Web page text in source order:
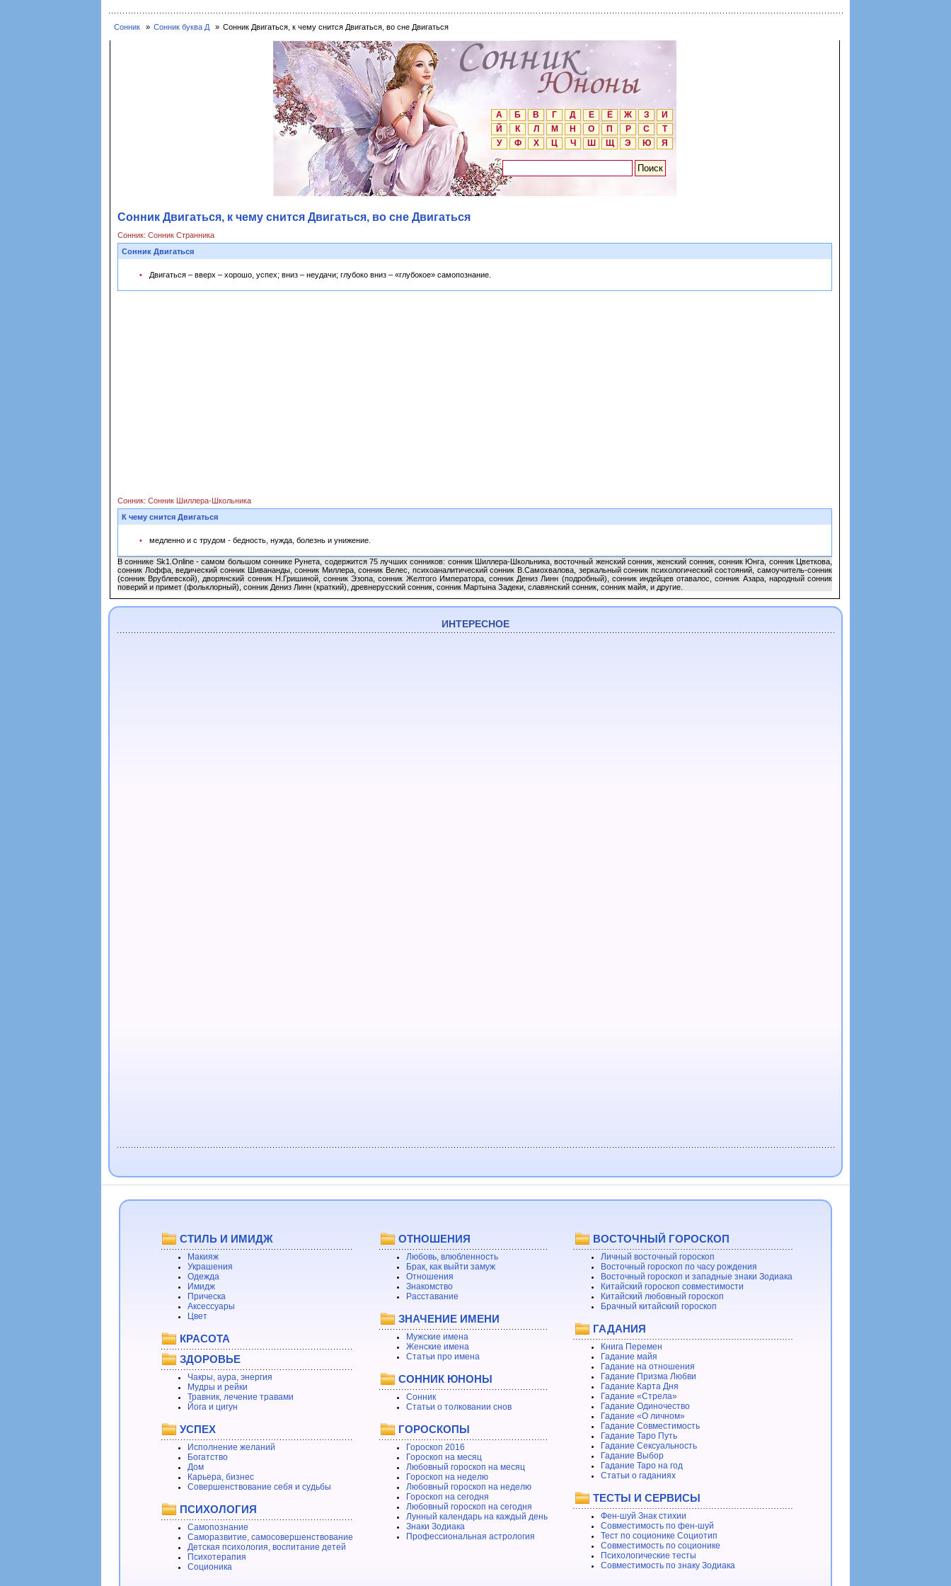
Сонник Сонник буква Д Сонник Двигаться, к чему снится Двигаться, во сне Двигаться
А Б В Г Д Е Ё Ж З
И
Й
К Л М Н О П Р С
Т
У
Ф Х Ц Ч Ш Щ Э Ю Я
Сонник Двигаться, к чему снится Двигаться, во сне Двигаться
Сонник: Сонник Странника
Сонник Двигаться
Двигаться – вверх – хорошо, успех; вниз – неудачи; глубоко вниз – «глубокое» самопознание.
Сонник: Сонник Шиллера-Школьника
К чему снится Двигаться
медленно и с трудом - бедность, нужда, болезнь и унижение.
В соннике Sk1.Online - самом большом соннике Рунета, содержится 75 лучших сонников: сонник Шиллера-Школьника, восточный женский сонник, женский сонник, сонник Юнга, сонник Цветкова,
сонник Лоффа, ведический сонник Шивананды, сонник Миллера, сонник Велес, психоаналитический сонник В.Самохвалова, зеркальный сонник психологический состояний, самоучитель-сонник
(сонник Врублевской), дворянский сонник Н.Гришиной, сонник Эзопа, сонник Желтого Императора, сонник Дениз Линн (подробный), сонник индейцев отавалос, сонник Азара, народный сонник
поверий и примет (фольклорный), сонник Дениз Линн (краткий), древнерусский сонник, сонник Мартына Задеки, славянский сонник, сонник майя, и другие.
ИНТЕРЕСНОЕ
СТИЛЬ И ИМИДЖ
Макияж
Украшения
Одежда
Имидж
Прическа
Аксессуары
Цвет
КРАСОТА
ЗДОРОВЬЕ
Чакры, аура, энергия
Мудры и рейки
Травник, лечение травами
Йога и цигун
УСПЕХ
Исполнение желаний
Богатство
Дом
Карьера, бизнес
Совершенствование себя и судьбы
ПСИХОЛОГИЯ
Самопознание
Саморазвитие, самосовершенствование
Детская психология, воспитание детей
Психотерапия
Соционика
ОТНОШЕНИЯ
Любовь, влюбленность
Брак, как выйти замуж
Отношения
Знакомство
Расставание
ЗНАЧЕНИЕ ИМЕНИ
Мужские имена
Женские имена
Статьи про имена
СОННИК ЮНОНЫ
Сонник
Статьи о толковании снов
ГОРОСКОПЫ
Гороскоп 2016
Гороскоп на месяц
Любовный гороскоп на месяц
Гороскоп на неделю
Любовный гороскоп на неделю
Гороскоп на сегодня
Любовный гороскоп на сегодня
Лунный календарь на каждый день
Знаки Зодиака
Профессиональная астрология
ВОСТОЧНЫЙ ГОРОСКОП
Личный восточный гороскоп
Восточный гороскоп по часу рождения
Восточный гороскоп и западные знаки Зодиака
Китайский гороскоп совместимости
Китайский любовный гороскоп
Брачный китайский гороскоп
ГАДАНИЯ
Книга Перемен
Гадание майя
Гадание на отношения
Гадание Призма Любви
Гадание Карта Дня
Гадание «Стрела»
Гадание Одиночество
Гадание «О личном»
Гадание Совместимость
Гадание Таро Путь
Гадание Сексуальность
Гадание Выбор
Гадание Таро на год
Статьи о гаданиях
ТЕСТЫ И СЕРВИСЫ
Фен-шуй Знак стихии
Совместимость по фен-шуй
Тест по соционике Социотип
Совместимость по соционике
Психологические тесты
Совместимость по знаку Зодиака